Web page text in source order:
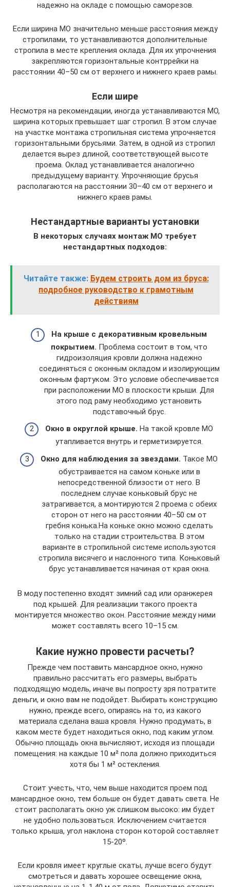
надежно на окладе с помощью саморезов.
Если ширина МО значительно меньше расстояния между
стропилами, то устанавливаются дополнительные
стропила в месте крепления оклада. Для их упрочнения
закрепляются горизонтальные контррейки на
расстоянии 40–50 см от верхнего и нижнего краев рамы.
Если шире
Несмотря на рекомендации, иногда устанавливаются МО,
ширина которых превышает шаг стропил. В этом случае
на участке монтажа стропильная система упрочняется
горизонтальными брусьями. Затем, в одной из стропил
делается вырез длиной, соответствующей высоте
проема. Оклад устанавливается аналогично
предыдущему варианту. Упрочняющие брусья
располагаются на расстоянии 30–40 см от верхнего и
нижнего краев рамы.
Нестандартные варианты установки
В некоторых случаях монтаж МО требует
нестандартных подходов:
Читайте также: Будем строить дом из бруса:
подробное руководство к грамотным
действиям
На крыше с декоративным кровельным
покрытием. Проблема состоит в том, что
гидроизоляция кровли должна надежно
соединяться с оконным окладом и изолирующим
оконным фартуком. Это условие обеспечивается
при расположении МО в плоскости крыши. Для
этого под раму необходимо установить
подставочный брус.
Окно в округлой крыше. На такой кровле МО
утапливается внутрь и герметизируется.
Окно для наблюдения за звездами. Такое МО
обустраивается на самом коньке или в
непосредственной близости от него. В
последнем случае коньковый брус не
затрагивается, а монтируются 2 проема с обеих
сторон от него на расстоянии 40–50 см от
гребня конька.На коньке окно можно сделать
только на стадии строительства. В этом
варианте в стропильной системе используются
стропила висячего и наслонного типа. Коньковый
брус устанавливается начиная от края окна.
В моду постепенно входят зимний сад или оранжерея
под крышей. Для реализации такого проекта
монтируется множество окон. Расстояние между ними
может составлять всего 10–15 см.
Какие нужно провести расчеты?
Прежде чем поставить мансардное окно, нужно
правильно рассчитать его размеры, выбрать
подходящую модель, иначе вы попросту зря потратите
деньги, и окно вам не подойдет. Выбирать конструкцию
нужно, прежде всего, опираясь на то, из какого
материала сделана ваша кровля. Нужно продумать, в
каком месте будет находиться окно, под каким углом.
Обычно площадь окна вычисляют, исходя из площади
помещения: на каждые 10 м² пола должно приходиться
хотя бы 1 м² остекления.
Стоит учесть, что, чем выше находится проем под
мансардное окно, тем больше он будет давать света. Не
стоит располагать окно уж слишком высоко: им будет
не удобно пользоваться. Исключением считается
только крыша, угол наклона сторон которой составляет
15-20º.
Если кровля имеет круглые скаты, лучше всего будут
смотреться и давать хорошее освещение окна,